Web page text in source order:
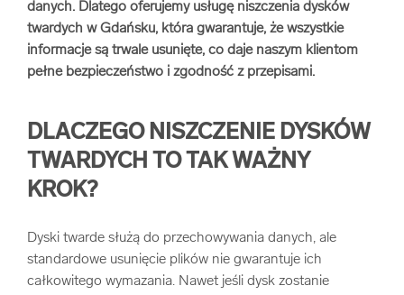
Osuszanie dokumentów arrow_forward
danych. Dlatego oferujemy usługę niszczenia dysków
twardych w Gdańsku, która gwarantuje, że wszystkie
informacje są trwale usunięte, co daje naszym klientom
pełne bezpieczeństwo i zgodność z przepisami.
DLACZEGO NISZCZENIE DYSKÓW
TWARDYCH TO TAK WAŻNY
KROK?
Dyski twarde służą do przechowywania danych, ale
standardowe usunięcie plików nie gwarantuje ich
całkowitego wymazania. Nawet jeśli dysk zostanie